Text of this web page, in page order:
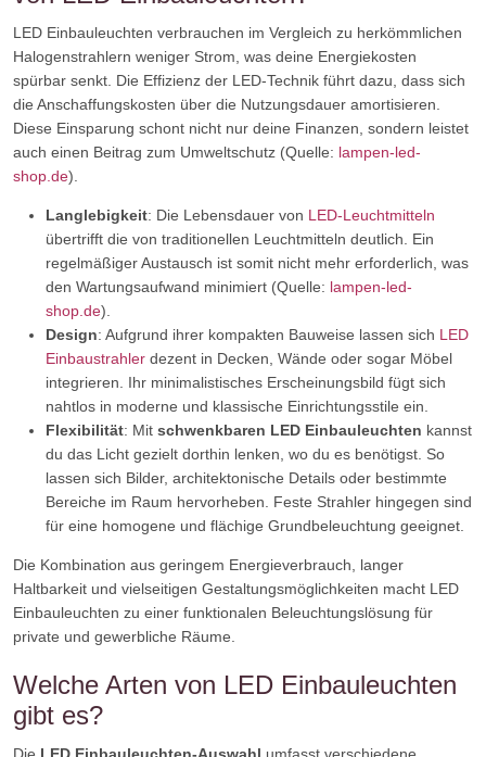
LED Einbauleuchten verbrauchen im Vergleich zu herkömmlichen
Halogenstrahlern weniger Strom, was deine Energiekosten
spürbar senkt. Die Effizienz der LED-Technik führt dazu, dass sich
die Anschaffungskosten über die Nutzungsdauer amortisieren.
Diese Einsparung schont nicht nur deine Finanzen, sondern leistet
auch einen Beitrag zum Umweltschutz (Quelle: lampen-led-
shop.de).
Langlebigkeit: Die Lebensdauer von LED-Leuchtmitteln
übertrifft die von traditionellen Leuchtmitteln deutlich. Ein
regelmäßiger Austausch ist somit nicht mehr erforderlich, was
den Wartungsaufwand minimiert (Quelle: lampen-led-
shop.de).
Design: Aufgrund ihrer kompakten Bauweise lassen sich LED
Einbaustrahler dezent in Decken, Wände oder sogar Möbel
integrieren. Ihr minimalistisches Erscheinungsbild fügt sich
nahtlos in moderne und klassische Einrichtungsstile ein.
Flexibilität: Mit schwenkbaren LED Einbauleuchten kannst
du das Licht gezielt dorthin lenken, wo du es benötigst. So
lassen sich Bilder, architektonische Details oder bestimmte
Bereiche im Raum hervorheben. Feste Strahler hingegen sind
für eine homogene und flächige Grundbeleuchtung geeignet.
Die Kombination aus geringem Energieverbrauch, langer
Haltbarkeit und vielseitigen Gestaltungsmöglichkeiten macht LED
Einbauleuchten zu einer funktionalen Beleuchtungslösung für
private und gewerbliche Räume.
Welche Arten von LED Einbauleuchten
gibt es?